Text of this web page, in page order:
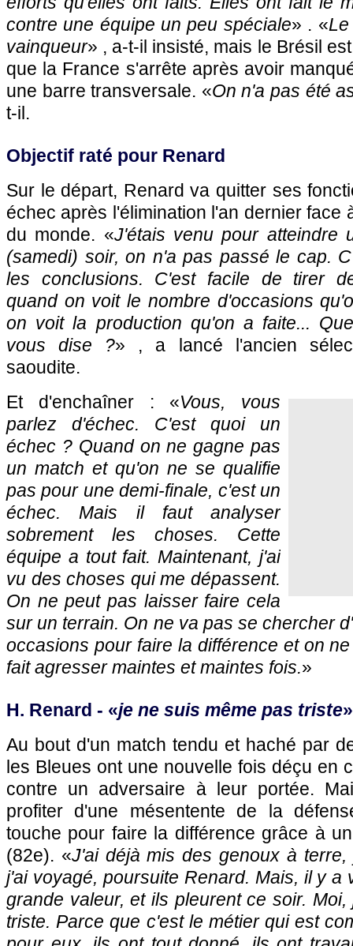
contre une équipe un peu spéciale» . «
vainqueur» , a-t-il insisté, mais le Brésil
que la France s'arrête après avoir
une barre transversale. «On n'a pas été
t-il.
Objectif raté pour Renard
Sur le départ, Renard va quitter ses
échec après l'élimination l'an dernier face
du monde. «J'étais venu pour atteindre
(samedi) soir, on n'a pas passé le cap.
les conclusions. C'est facile de tirer
quand on voit le nombre d'occasions
on voit la production qu'on a faite...
vous dise ?» , a lancé l'ancien
saoudite.
Et d'enchaîner : «Vous, vous
parlez d'échec. C'est quoi un
échec ? Quand on ne gagne pas
un match et qu'on ne se qualifie
pas pour une demi-finale, c'est un
échec. Mais il faut analyser
sobrement les choses. Cette
équipe a tout fait. Maintenant, j'ai
vu des choses qui me dépassent.
On ne peut pas laisser faire cela
sur un terrain. On ne va pas se chercher
occasions pour faire la différence et on
fait agresser maintes et maintes fois.»
H. Renard - «je ne suis même pas triste»
Au bout d'un match tendu et haché par
les Bleues ont une nouvelle fois déçu en
contre un adversaire à leur portée.
profiter d'une mésentente de la
touche pour faire la différence grâce à
(82e). «J'ai déjà mis des genoux à
j'ai voyagé, poursuite Renard. Mais, il y a
grande valeur, et ils pleurent ce soir.
triste. Parce que c'est le métier qui est